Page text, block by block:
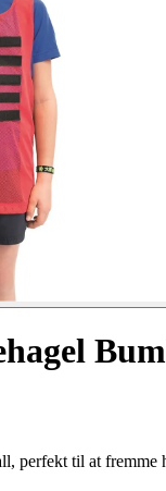
perfekt til at fremme